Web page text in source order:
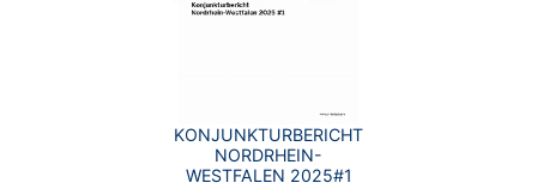
KONJUNKTURBERICHT
NORDRHEIN-
WESTFALEN 2025#1